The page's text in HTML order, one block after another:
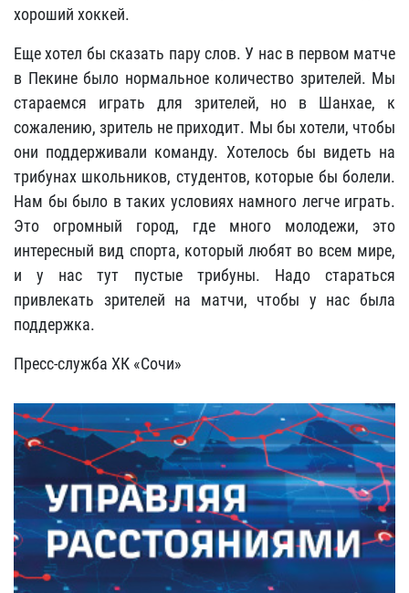
хороший хоккей.
Еще хотел бы сказать пару слов. У нас в первом матче
в Пекине было нормальное количество зрителей. Мы
стараемся играть для зрителей, но в Шанхае, к
сожалению, зритель не приходит. Мы бы хотели, чтобы
они поддерживали команду. Хотелось бы видеть на
трибунах школьников, студентов, которые бы болели.
Нам бы было в таких условиях намного легче играть.
Это огромный город, где много молодежи, это
интересный вид спорта, который любят во всем мире,
и у нас тут пустые трибуны. Надо стараться
привлекать зрителей на матчи, чтобы у нас была
поддержка.
Пресс-служба ХК «Сочи»